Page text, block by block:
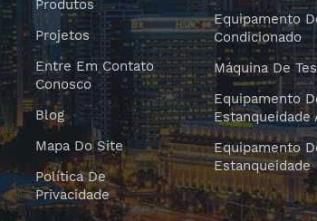
Produtos
Projetos
Entre Em Contato
Conosco
Blog
Mapa Do Site
Política De
Privacidade
Equipamento
Condicionado
Máquina De
Equipamento
Estanqueidade
Equipamento
Estanqueidade